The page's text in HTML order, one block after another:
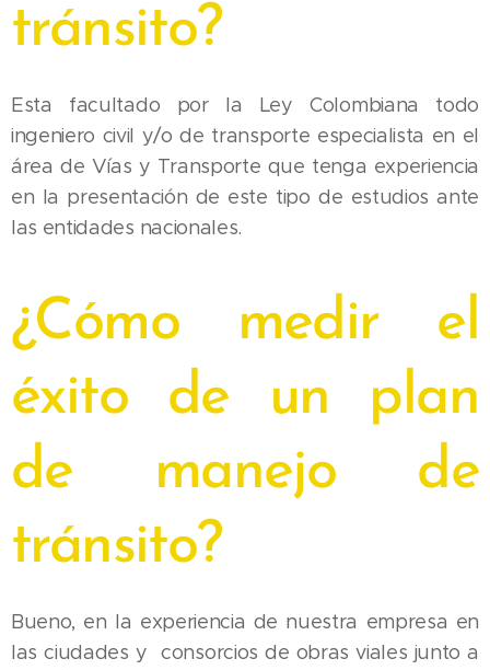
tránsito?
Esta facultado por la Ley Colombiana todo
ingeniero civil y/o de transporte especialista en el
área de Vías y Transporte que tenga experiencia
en la presentación de este tipo de estudios ante
las entidades nacionales.
¿Cómo medir el
éxito de un plan
de manejo de
tránsito?
Bueno, en la experiencia de nuestra empresa en
las ciudades y consorcios de obras viales junto a